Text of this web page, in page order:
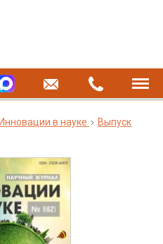
Инновации в науке
Выпуск